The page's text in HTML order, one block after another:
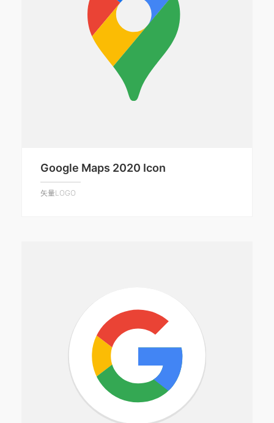
Google Maps 2020 Icon
矢量LOGO